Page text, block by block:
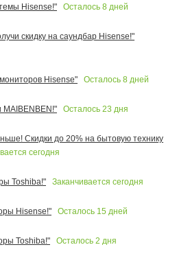
Hisense!"
Осталось 8 дней
скидку на саундбар Hisense!"
Hisense"
Осталось 8 дней
Осталось 23 дня
Скидки до 20% на бытовую технику
сегодня
Toshiba!"
Заканчивается сегодня
Hisense!"
Осталось 15 дней
Toshiba!"
Осталось 2 дня